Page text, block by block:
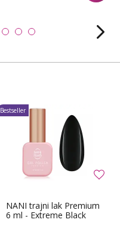
NANI trajni lak Premium
6 ml - Extreme Black
Bestseller